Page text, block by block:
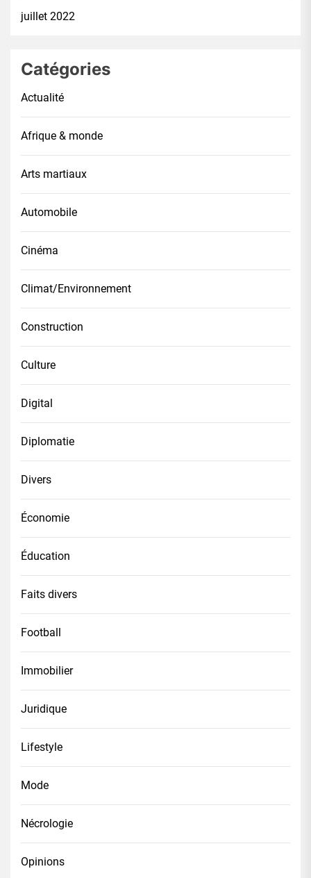
juillet 2022
Catégories
Actualité
Afrique & monde
Arts martiaux
Automobile
Cinéma
Climat/Environnement
Construction
Culture
Digital
Diplomatie
Divers
Économie
Éducation
Faits divers
Football
Immobilier
Juridique
Lifestyle
Mode
Nécrologie
Opinions